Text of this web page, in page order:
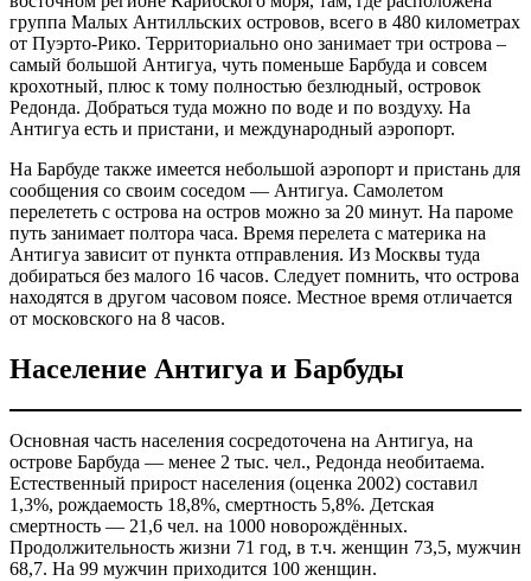
группа Малых Антилльских островов, всего в 480 километрах
от Пуэрто-Рико. Территориально оно занимает три острова –
самый большой Антигуа, чуть поменьше Барбуда и совсем
крохотный, плюс к тому полностью безлюдный, островок
Редонда. Добраться туда можно по воде и по воздуху. На
Антигуа есть и пристани, и международный аэропорт.
На Барбуде также имеется небольшой аэропорт и пристань для
сообщения со своим соседом — Антигуа. Самолетом
перелететь с острова на остров можно за 20 минут. На пароме
путь занимает полтора часа. Время перелета с материка на
Антигуа зависит от пункта отправления. Из Москвы туда
добираться без малого 16 часов. Следует помнить, что острова
находятся в другом часовом поясе. Местное время отличается
от московского на 8 часов.
Население Антигуа и Барбуды
Основная часть населения сосредоточена на Антигуа, на
острове Барбуда — менее 2 тыс. чел., Редонда необитаема.
Естественный прирост населения (оценка 2002) составил
1,3%, рождаемость 18,8%, смертность 5,8%. Детская
смертность — 21,6 чел. на 1000 новорождённых.
Продолжительность жизни 71 год, в т.ч. женщин 73,5, мужчин
68,7. На 99 мужчин приходится 100 женщин.